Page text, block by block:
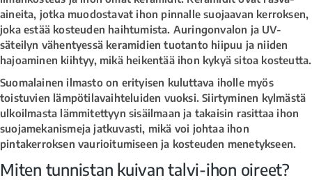
aineita, jotka muodostavat ihon pinnalle suojaavan kerroksen,
joka estää kosteuden haihtumista. Auringonvalon ja UV-
säteilyn vähentyessä keramidien tuotanto hiipuu ja niiden
hajoaminen kiihtyy, mikä heikentää ihon kykyä sitoa kosteutta.
Suomalainen ilmasto on erityisen kuluttava iholle myös
toistuvien lämpötilavaihteluiden vuoksi. Siirtyminen kylmästä
ulkoilmasta lämmitettyyn sisäilmaan ja takaisin rasittaa ihon
suojamekanismeja jatkuvasti, mikä voi johtaa ihon
pintakerroksen vaurioitumiseen ja kosteuden menetykseen.
Miten tunnistan kuivan talvi-ihon oireet?